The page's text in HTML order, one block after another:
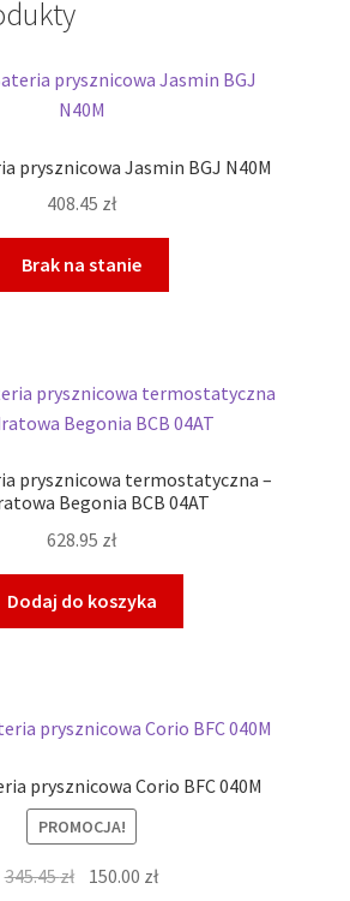
prysznicowa Jasmin BGJ N40M
408.45 zł
Brak na stanie
prysznicowa termostatyczna –
Begonia BCB 04AT
628.95 zł
Dodaj do koszyka
prysznicowa Corio BFC 040M
PROMOCJA!
345.45zł Pierwotna
150.00 złAktualna